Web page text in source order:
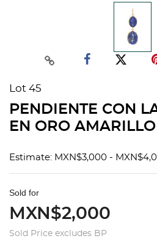
Lot 45
PENDIENTE CON
EN ORO
Estimate: MXN$3,000 -
Sold for
MXN$2,000
Sold Price excludes BP